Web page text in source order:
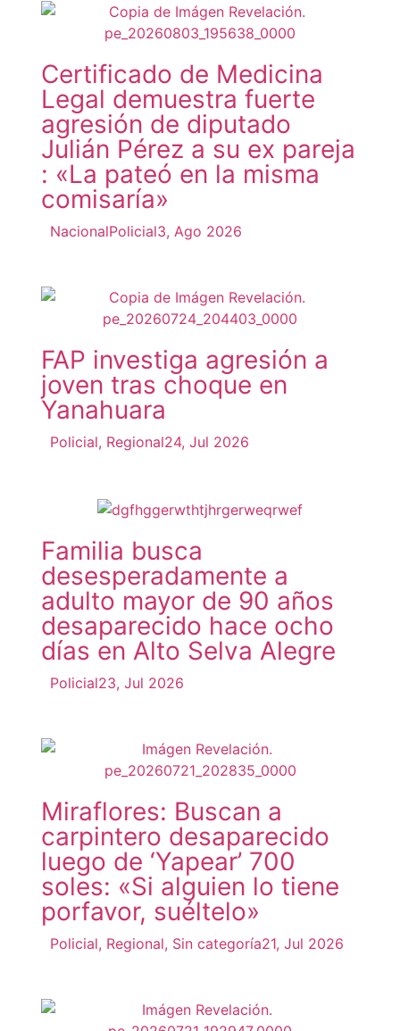
Certificado de Medicina
Legal demuestra fuerte
agresión de diputado
Julián Pérez a su ex pareja
: «La pateó en la misma
comisaría»
NacionalPolicial3, Ago 2026
FAP investiga agresión a
joven tras choque en
Yanahuara
Policial, Regional24, Jul 2026
Familia busca
desesperadamente a
adulto mayor de 90 años
desaparecido hace ocho
días en Alto Selva Alegre
Policial23, Jul 2026
Miraflores: Buscan a
carpintero desaparecido
luego de ‘Yapear’ 700
soles: «Si alguien lo tiene
porfavor, suéltelo»
Policial, Regional, Sin categoría21, Jul 2026